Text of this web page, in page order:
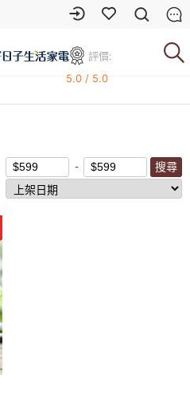
評價:
5.0 / 5.0